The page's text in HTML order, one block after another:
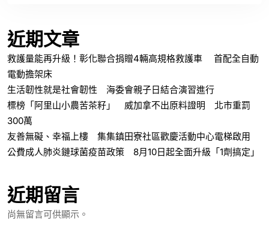
近期文章
救護量能再升級！彰化聯合捐贈4輛高規格救護車 首配全自動
電動擔架床
生活韌性就是社會韌性 海委會親子日結合演習進行
標榜「阿里山小農苦茶籽」 威加拿不出原料證明 北市重罰
300萬
友善無礙、幸福上樓 集集鎮田寮社區歡慶活動中心電梯啟用
公費成人肺炎鏈球菌疫苗政策 8月10日起全面升級「1劑搞定」
近期留言
尚無留言可供顯示。